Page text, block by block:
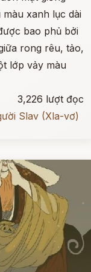
xanh lục dài
bao phủ bởi
rong rêu, tảo,
lớp vảy màu
3,226 lượt đọc
Slav (Xla-vơ)